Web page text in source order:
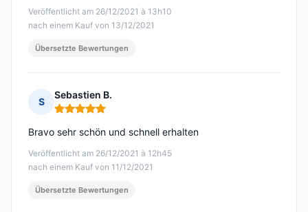
Veröffentlicht am 26/12/2021 à 13h10
nach einem Kauf von 13/12/2021
Übersetzte Bewertungen
S
Sebastien B.
Hinweis: 5 von 5
Veröffentlicht am 26/12/2021 à 12h45
nach einem Kauf von 11/12/2021
Bravo sehr schön und schnell erhalten
Übersetzte Bewertungen